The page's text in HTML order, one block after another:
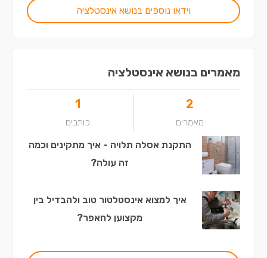
וידאו נוספים בנושא אינסטלציה
מאמרים בנושא אינסטלציה
2
מאמרים
1
כותבים
התקנת אסלה תלויה - איך מתקינים וכמה
זה עולה?
איך למצוא אינסטלטור טוב ולהבדיל בין
מקצוען לחאפר?